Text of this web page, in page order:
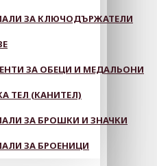
ЗА КЛЮЧОДЪРЖАТЕЛИ
ЗА ОБЕЦИ И МЕДАЛЬОНИ
ТЕЛ (КАНИТЕЛ)
ЗА БРОШКИ И ЗНАЧКИ
ЗА БРОЕНИЦИ